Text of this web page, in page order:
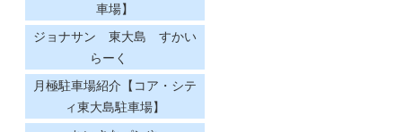
車場】
ジョナサン 東大島 すかい
らーく
月極駐車場紹介【コア・シテ
ィ東大島駐車場】